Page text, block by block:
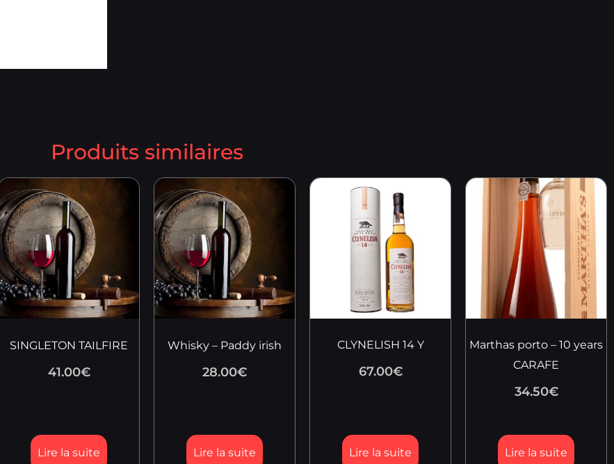
Produits similaires
SINGLETON TAILFIRE
41.00€
Lire la suite
Whisky – Paddy irish
28.00€
Lire la suite
CLYNELISH 14 Y
67.00€
Lire la suite
Marthas porto – 10 years
CARAFE
34.50€
Lire la suite